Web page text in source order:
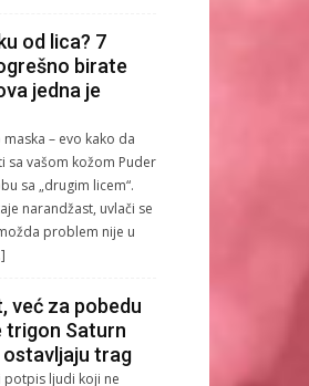
od lica? 7
birate
jedna je
– evo kako da
sa vašom kožom Puder
sa „drugim licem“.
narandžast, uvlači se
problem nije u
već za pobedu
trigon Saturn
trag
potpis ljudi koji ne